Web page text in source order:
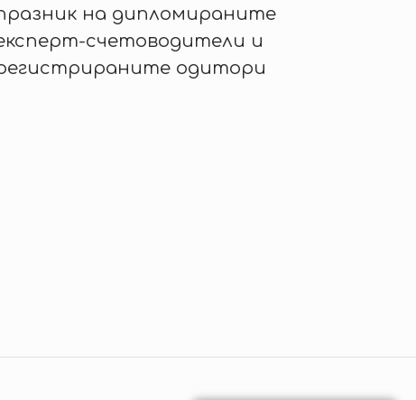
на дипломираните
счетоводители и
одитори